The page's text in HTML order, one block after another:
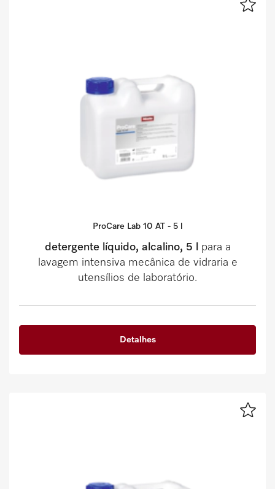
ProCare Lab 10 AT - 5 l
detergente líquido, alcalino, 5 l para a
lavagem intensiva mecânica de vidraria e
utensílios de laboratório.
Detalhes